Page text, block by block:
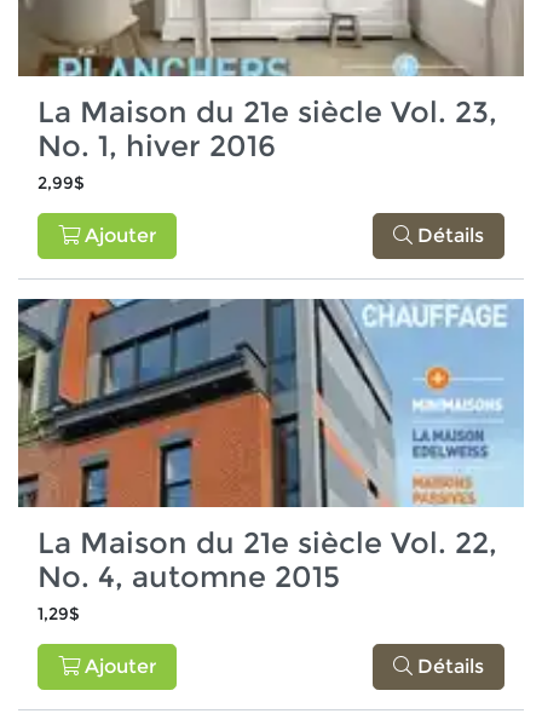
La Maison du 21e siècle Vol. 23,
No. 1, hiver 2016
2,99$
Ajouter Détails
La Maison du 21e siècle Vol. 22,
No. 4, automne 2015
1,29$
Ajouter Détails